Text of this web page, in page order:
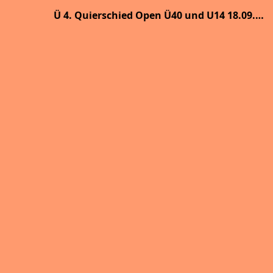
Ü 4. Quierschied Open Ü40 und U14 18.09.2022